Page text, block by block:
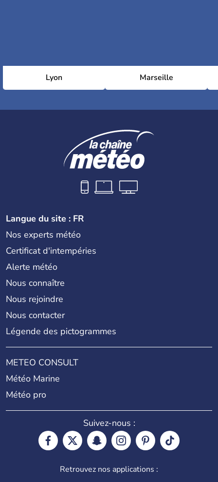
Lyon Marseille
Langue du site : FR
Nos experts météo
Certificat d'intempéries
Alerte météo
Nous connaître
Nous rejoindre
Nous contacter
Légende des pictogrammes
METEO CONSULT
Météo Marine
Météo pro
Suivez-nous :
Retrouvez nos applications :